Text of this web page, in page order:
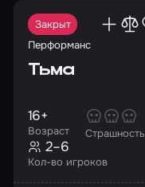
Закрыт
Перформанс
Тьма
Возраст
16+
Страшность
Кол-во игроков
2–6